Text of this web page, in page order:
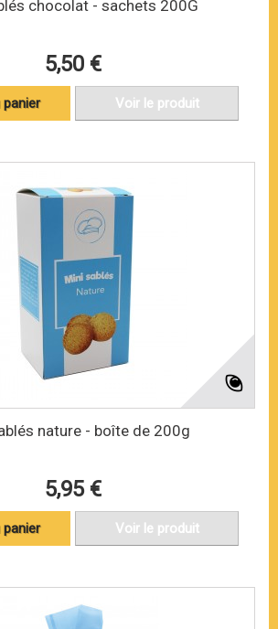
chocolat - sachets 200G
5,50 €
Voir le produit
nature - boîte de 200g
5,95 €
Voir le produit